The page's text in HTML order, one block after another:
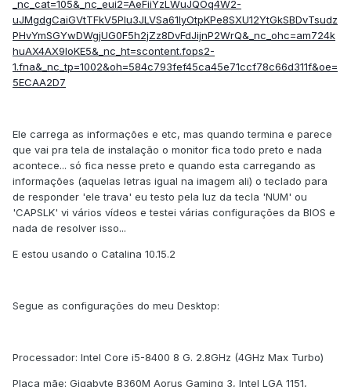
Ele carrega as informações e etc, mas quando termina e parece
que vai pra tela de instalação o monitor fica todo preto e nada
acontece... só fica nesse preto e quando esta carregando as
informações (aquelas letras igual na imagem ali) o teclado para
de responder 'ele trava' eu testo pela luz da tecla 'NUM' ou
'CAPSLK' vi vários vídeos e testei várias configurações da BIOS e
nada de resolver isso...
E estou usando o Catalina 10.15.2
Segue as configurações do meu Desktop:
Processador: Intel Core i5-8400 8 G. 2.8GHz (4GHz Max Turbo)
Placa mãe: Gigabyte B360M Aorus Gaming 3, Intel LGA 1151,